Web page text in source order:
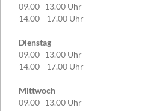
09.00- 13.00 Uhr
14.00 - 17.00 Uhr
Dienstag
09.00- 13.00 Uhr
14.00 - 17.00 Uhr
Mittwoch
09.00- 13.00 Uhr